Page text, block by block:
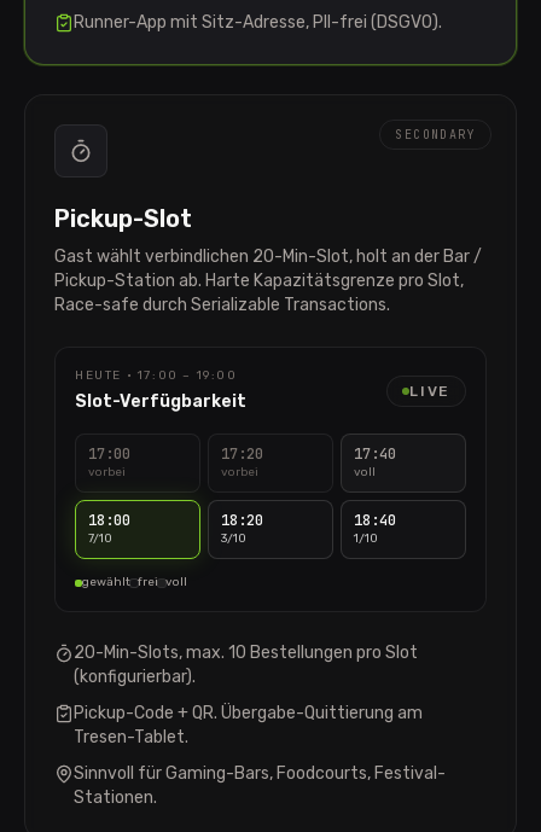
Runner-App mit Sitz-Adresse, PII-frei (DSGVO).
SECONDARY
Pickup-Slot
Gast wählt verbindlichen 20-Min-Slot, holt an der Bar /
Pickup-Station ab. Harte Kapazitätsgrenze pro Slot,
Race-safe durch Serializable Transactions.
HEUTE · 17:00 – 19:00
Slot-Verfügbarkeit
LIVE
17:00
vorbei
17:20
vorbei
17:40
voll
18:00
7/10
18:20
3/10
18:40
1/10
gewählt frei voll
20-Min-Slots, max. 10 Bestellungen pro Slot
(konfigurierbar).
Pickup-Code + QR. Übergabe-Quittierung am
Tresen-Tablet.
Sinnvoll für Gaming-Bars, Foodcourts, Festival-
Stationen.